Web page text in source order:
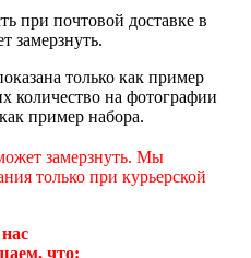
при почтовой доставке в
замерзнуть.
только как пример
количество на фотографии
пример набора.
замерзнуть. Мы
только при курьерской
что: